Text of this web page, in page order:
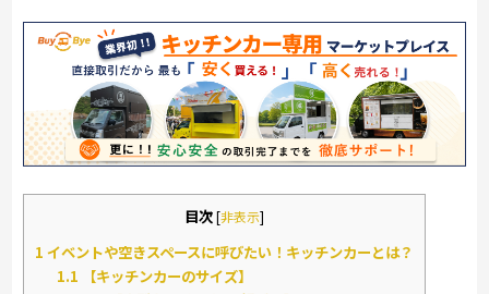
目次[非表示]
1 イベントや空きスペースに呼びたい！キッチンカーとは？
1.1 【キッチンカーのサイズ】